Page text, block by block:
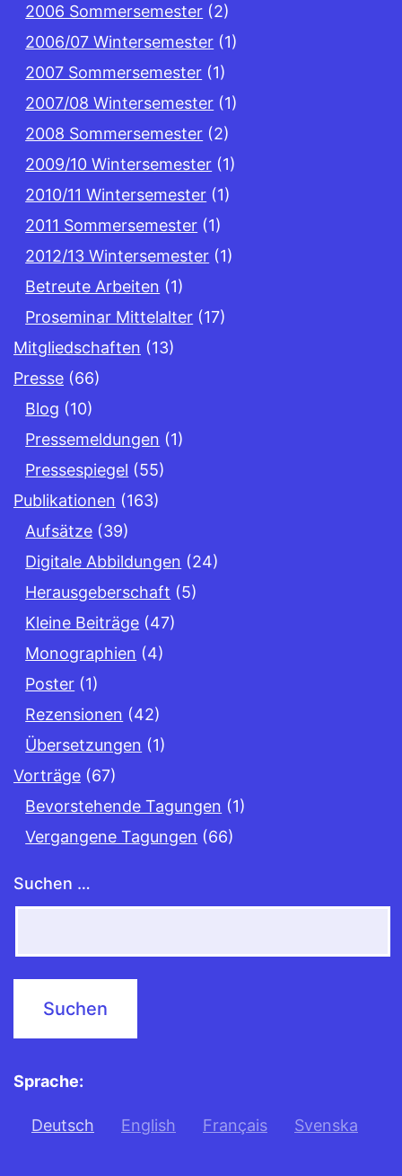
2006 Sommersemester (2)
2006/07 Wintersemester (1)
2007 Sommersemester (1)
2007/08 Wintersemester (1)
2008 Sommersemester (2)
2009/10 Wintersemester (1)
2010/11 Wintersemester (1)
2011 Sommersemester (1)
2012/13 Wintersemester (1)
Betreute Arbeiten (1)
Proseminar Mittelalter (17)
Mitgliedschaften (13)
Presse (66)
Blog (10)
Pressemeldungen (1)
Pressespiegel (55)
Publikationen (163)
Aufsätze (39)
Digitale Abbildungen (24)
Herausgeberschaft (5)
Kleine Beiträge (47)
Monographien (4)
Poster (1)
Rezensionen (42)
Übersetzungen (1)
Vorträge (67)
Bevorstehende Tagungen (1)
Vergangene Tagungen (66)
Suchen …
Sprache:
Deutsch English Français Svenska